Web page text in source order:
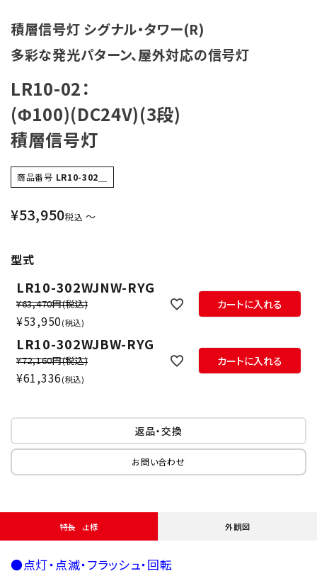
積層信号灯 シグナル・タワー(R)
多彩な発光パターン、屋外対応の信号灯
LR10-02：
(Φ100)(DC24V)(3段)
積層信号灯
商品番号 LR10-302＿
¥53,950税込 〜
型式
LR10-302WJNW-RYG
¥63,470円(税込)
¥53,950 税込
カートに入れる
LR10-302WJBW-RYG
¥72,160円(税込)
¥61,336 税込
カートに入れる
返品・交換
お問い合わせ
特長・仕様 外観図
●点灯・点滅・フラッシュ・回転